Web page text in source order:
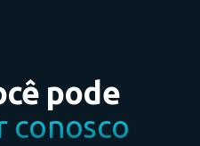
pode
conosco